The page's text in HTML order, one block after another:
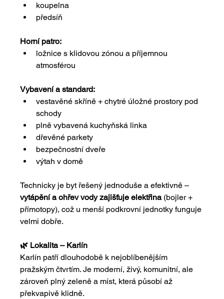
koupelna
předsíň
Horní patro:
ložnice s klidovou zónou a příjemnou
atmosférou
Vybavení a standard:
vestavěné skříně + chytré úložné prostory pod
schody
plně vybavená kuchyňská linka
dřevěné parkety
bezpečnostní dveře
výtah v domě
Technicky je byt řešený jednoduše a efektivně –
vytápění a ohřev vody zajišťuje elektřina (bojler +
přímotopy), což u menší podkrovní jednotky funguje
velmi dobře.
🌿 Lokalita – Karlín
Karlín patří dlouhodobě k nejoblíbenějším
pražským čtvrtím. Je moderní, živý, komunitní, ale
zároveň plný zeleně a míst, která působí až
překvapivě klidně.